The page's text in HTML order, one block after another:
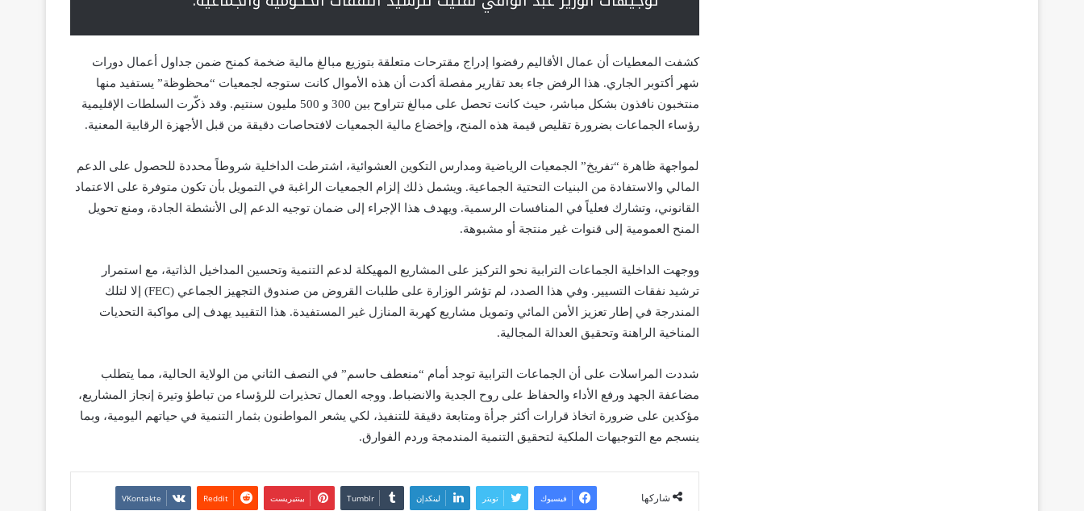
كشفت المعطيات أن عمال الأقاليم رفضوا إدراج مقترحات متعلقة بتوزيع مبالغ مالية ضخمة كمنح ضمن جداول أعمال دورات
شهر أكتوبر الجاري. هذا الرفض جاء بعد تقارير مفصلة أكدت أن هذه الأموال كانت ستوجه لجمعيات “محظوظة” يستفيد منها
منتخبون نافذون بشكل مباشر، حيث كانت تحصل على مبالغ تتراوح بين 300 و 500 مليون سنتيم. وقد ذكّرت السلطات الإقليمية
رؤساء الجماعات بضرورة تقليص قيمة هذه المنح، وإخضاع مالية الجمعيات لافتحاصات دقيقة من قبل الأجهزة الرقابية المعنية.
لمواجهة ظاهرة “تفريخ” الجمعيات الرياضية ومدارس التكوين العشوائية، اشترطت الداخلية شروطاً محددة للحصول على الدعم
المالي والاستفادة من البنيات التحتية الجماعية. ويشمل ذلك إلزام الجمعيات الراغبة في التمويل بأن تكون متوفرة على الاعتماد
القانوني، وتشارك فعلياً في المنافسات الرسمية. ويهدف هذا الإجراء إلى ضمان توجيه الدعم إلى الأنشطة الجادة، ومنع تحويل
المنح العمومية إلى قنوات غير منتجة أو مشبوهة.
ووجهت الداخلية الجماعات الترابية نحو التركيز على المشاريع المهيكلة لدعم التنمية وتحسين المداخيل الذاتية، مع استمرار
ترشيد نفقات التسيير. وفي هذا الصدد، لم تؤشر الوزارة على طلبات القروض من صندوق التجهيز الجماعي (FEC) إلا لتلك
المندرجة في إطار تعزيز الأمن المائي وتمويل مشاريع كهربة المنازل غير المستفيدة. هذا التقييد يهدف إلى مواكبة التحديات
المناخية الراهنة وتحقيق العدالة المجالية.
شددت المراسلات على أن الجماعات الترابية توجد أمام “منعطف حاسم” في النصف الثاني من الولاية الحالية، مما يتطلب
مضاعفة الجهد ورفع الأداء والحفاظ على روح الجدية والانضباط. ووجه العمال تحذيرات للرؤساء من تباطؤ وتيرة إنجاز المشاريع،
مؤكدين على ضرورة اتخاذ قرارات أكثر جرأة ومتابعة دقيقة للتنفيذ، لكي يشعر المواطنون بثمار التنمية في حياتهم اليومية، وبما
ينسجم مع التوجيهات الملكية لتحقيق التنمية المندمجة وردم الفوارق.
شاركها فيسبوك تويتر لينكدإن بينتيريست